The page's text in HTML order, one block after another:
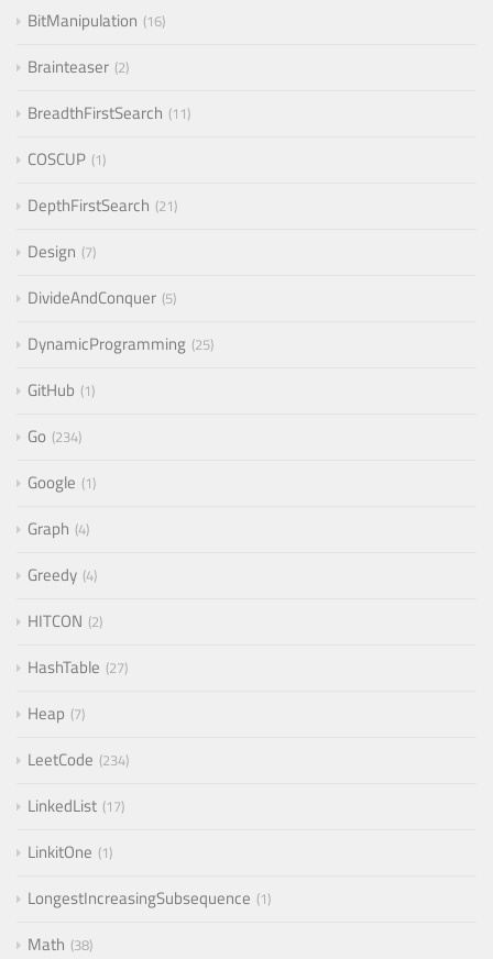
BitManipulation 16
Brainteaser 2
BreadthFirstSearch 11
COSCUP 1
DepthFirstSearch 21
Design 7
DivideAndConquer 5
DynamicProgramming 25
GitHub 1
Go 234
Google 1
Graph 4
Greedy 4
HITCON 2
HashTable 27
Heap 7
LeetCode 234
LinkedList 17
LinkitOne 1
LongestIncreasingSubsequence 1
Math 38